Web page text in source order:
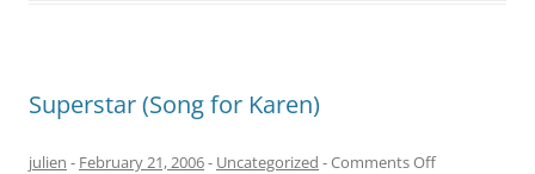
Superstar (Song for Karen)
julien - February 21, 2006- Uncategorized -Comments Offon